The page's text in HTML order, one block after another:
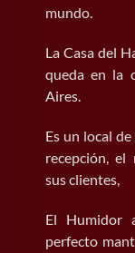
mundo.
La Casa del
queda en la
Aires.
Es un local
recepción,
sus clientes,
El Humidor
perfecto